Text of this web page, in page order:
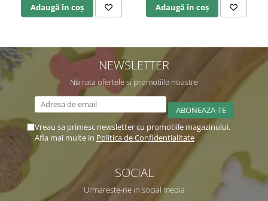
Adaugă în coș Adaugă în coș
NEWSLETTER
Nu rata ofertele si promotiile noastre
Vreau sa primesc newsletter cu promotiile magazinului.
Afla mai multe in Politica de Confidentialitate
SOCIAL
Urmareste-ne in social media